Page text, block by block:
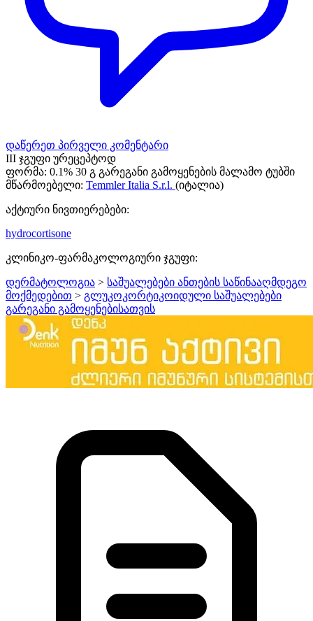
დაწერეთ პირველი კომენტარი
III ჯგუფი ურეცეპტოდ
ფორმა: 0.1% 30 გ გარეგანი გამოყენების მალამო ტუბში
მწარმოებელი: Temmler Italia S.r.l. (იტალია)
აქტიური ნივთიერებები:
hydrocortisone
კლინიკო-ფარმაკოლოგიური ჯგუფი:
დერმატოლოგია > საშუალებები ანთების საწინააღმდეგო
მოქმედებით > გლუკოკორტიკოიდული საშუალებები
გარეგანი გამოყენებისათვის